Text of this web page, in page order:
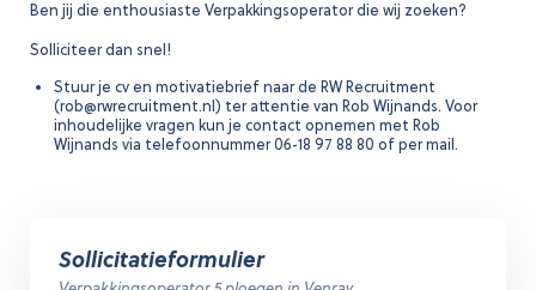
Ben jij die enthousiaste Verpakkingsoperator die wij zoeken?
Solliciteer dan snel!
Stuur je cv en motivatiebrief naar de RW Recruitment
(rob@rwrecruitment.nl) ter attentie van Rob Wijnands. Voor
inhoudelijke vragen kun je contact opnemen met Rob
Wijnands via telefoonnummer 06-18 97 88 80 of per mail.
Sollicitatieformulier